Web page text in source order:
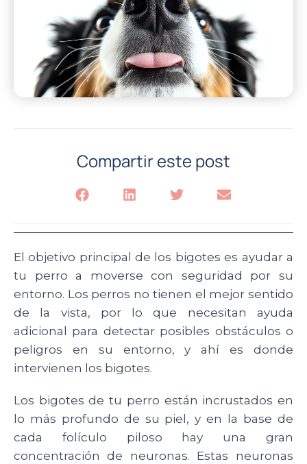
Compartir este post
El objetivo principal de los bigotes es ayudar a
tu perro a moverse con seguridad por su
entorno. Los perros no tienen el mejor sentido
de la vista, por lo que necesitan ayuda
adicional para detectar posibles obstáculos o
peligros en su entorno, y ahí es donde
intervienen los bigotes.
Los bigotes de tu perro están incrustados en
lo más profundo de su piel, y en la base de
cada folículo piloso hay una gran
concentración de neuronas. Estas neuronas